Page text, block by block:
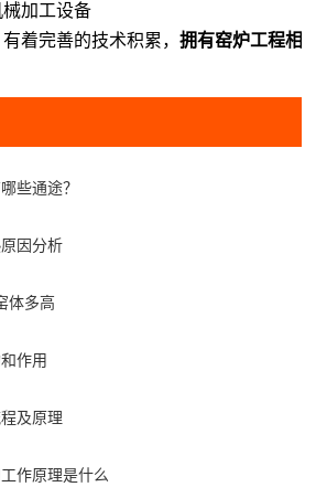
加工设备
着完善的技术积累，拥有窑炉工程相
些通途？
因分析
体多高
作用
及原理
作原理是什么